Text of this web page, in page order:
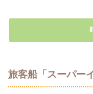
旅客船「スーパー